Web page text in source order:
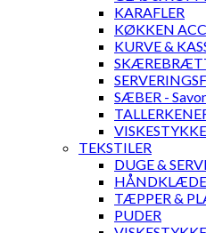
KARAFLER
KØKKEN
KURVE &
SÆBER -
TEKSTILER
DUGE &
TÆPPER &
PUDER